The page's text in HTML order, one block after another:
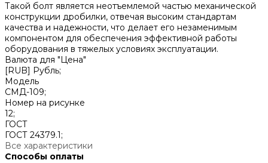
Такой болт является неотъемлемой частью механической
конструкции дробилки, отвечая высоким стандартам
качества и надежности, что делает его незаменимым
компонентом для обеспечения эффективной работы
оборудования в тяжелых условиях эксплуатации.
Валюта для "Цена"
[RUB] Рубль;
Модель
СМД-109;
Номер на рисунке
12;
ГОСТ
ГОСТ 24379.1;
Все характеристики
Способы оплаты